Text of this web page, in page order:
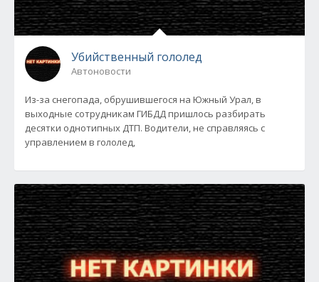
Убийственный гололед
Автоновости
Из-за снегопада, обрушившегося на Южный Урал, в
выходные сотрудникам ГИБДД пришлось разбирать
десятки однотипных ДТП. Водители, не справляясь с
управлением в гололед,